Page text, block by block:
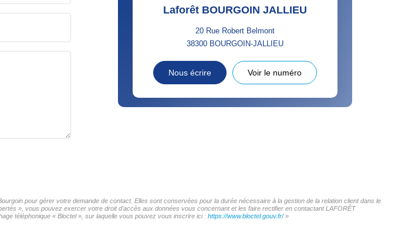
Laforêt BOURGOIN JALLIEU
20 Rue Robert Belmont
38300 BOURGOIN-JALLIEU
Nous écrire Voir le numéro
pour gérer votre demande de contact. Elles sont conservées pour la durée nécessaire à la gestion de la relation client dans le
», vous pouvez exercer votre droit d'accès aux données vous concernant et les faire rectifier en contactant LAFORÊT
téléphonique « Bloctel », sur laquelle vous pouvez vous inscrire ici : https://www.bloctel.gouv.fr/»